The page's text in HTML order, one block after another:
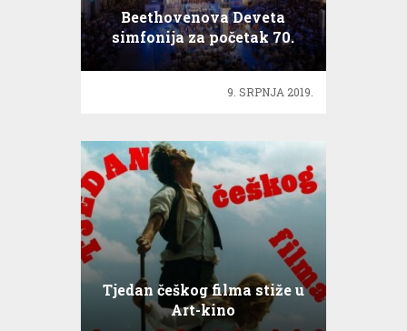
Beethovenova Deveta
simfonija za početak 70.
Igara
9. SRPNJA 2019.
Tjedan češkog filma stiže u
Art-kino